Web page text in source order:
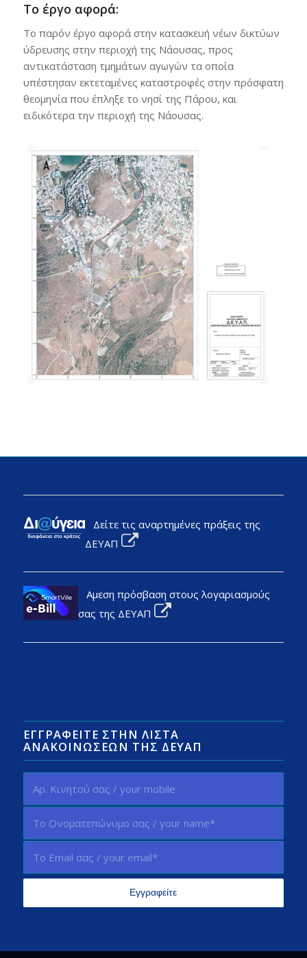
Το έργο αφορά:
Το παρόν έργο αφορά στην κατασκευή νέων δικτύων
ύδρευσης στην περιοχή της Νάουσας, προς
αντικατάσταση τμημάτων αγωγών τα οποία
υπέστησαν εκτεταμένες καταστροφές στην πρόσφατη
θεομηνία που έπληξε το νησί της Πάρου, και
ειδικότερα την περιοχή της Νάουσας.
Δείτε τις αναρτημένες πράξεις της
ΔΕΥΑΠ
Αμεση πρόσβαση στους λογαριασμούς
σας της ΔΕΥΑΠ
ΕΓΓΡΑΦΕΊΤΕ ΣΤΗΝ ΛΊΣΤΑ
ΑΝΑΚΟΙΝΏΣΕΩΝ ΤΗΣ ΔΕΥΑΠ